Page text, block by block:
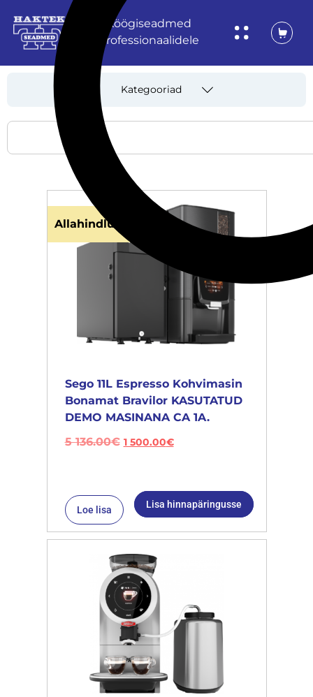
Köögiseadmed
professionaalidele
Kategooriad
Allahindlus!
Sego 11L Espresso Kohvimasin
Bonamat Bravilor KASUTATUD
DEMO MASINANA CA 1A.
5 136.00€ 1 500.00€
Loe lisa Lisa hinnapäringusse